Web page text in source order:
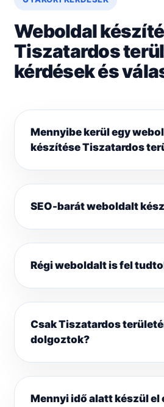
Weboldal
Tiszatar­dos
kérdések és
Mennyibe kerül egy
készítése Tiszatar­dos
SEO-barát weboldalt
Régi weboldalt is fel
Csak Tiszatar­dos
dolgoztok?
Mennyi idő alatt készül el